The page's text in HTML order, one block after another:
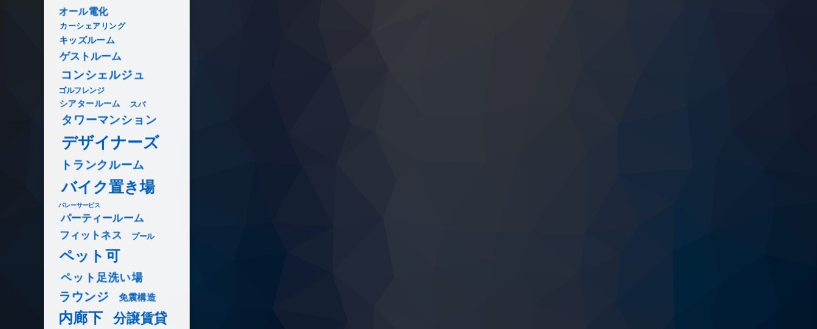
オール電化
カーシェアリング
キッズルーム
ゲストルーム
コンシェルジュ
ゴルフレンジ
シアタールーム スパ
タワーマンション
デザイナーズ
トランクルーム
バイク置き場
バレーサービス
パーティールーム
フィットネス プール
ペット可
ペット足洗い場
ラウンジ 免震構造
内廊下 分譲賃貸